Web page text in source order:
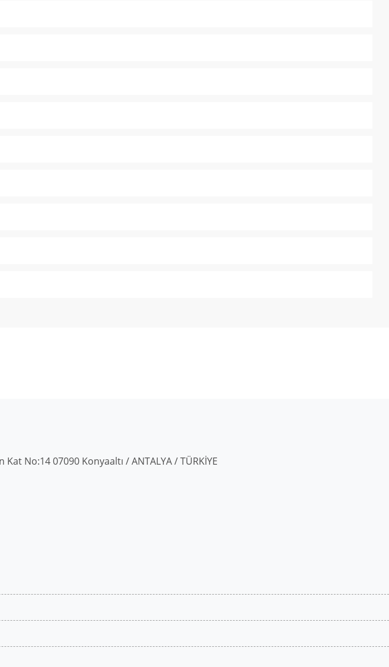
No:14 07090 Konyaaltı / ANTALYA / TÜRKİYE